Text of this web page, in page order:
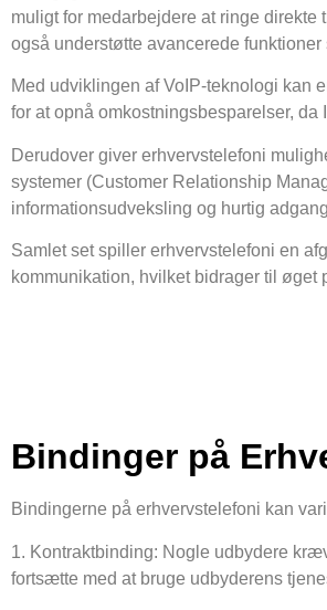
muligt for medarbejdere at ringe
også understøtte avancerede
Med udviklingen af VoIP-teknologi kan
for at opnå omkostningsbesparelser,
Derudover giver erhvervstelefoni
systemer (Customer Relationship
informationsudveksling og hurtig
Samlet set spiller erhvervstelefoni en
kommunikation, hvilket bidrager til
Bindinger på
Bindingerne på erhvervstelefoni kan
1. Kontraktbinding: Nogle udbydere
fortsætte med at bruge udbyderens